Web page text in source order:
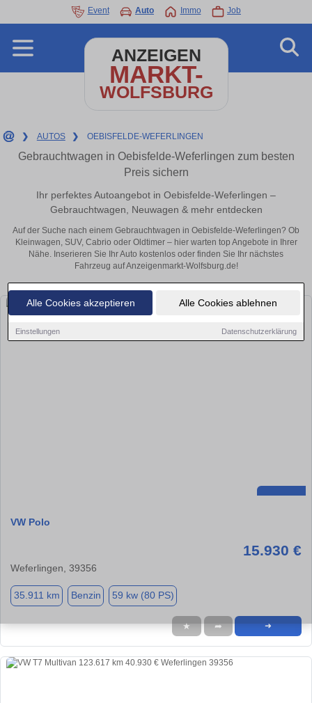
Alle Cookies akzeptieren Alle Cookies ablehnen
Einstellungen Datenschutzerklärung
Event Auto Immo Job
ANZEIGEN
MARKT-
WOLFSBURG
❯ AUTOS ❯ OEBISFELDE-WEFERLINGEN
Gebrauchtwagen in Oebisfelde-Weferlingen zum besten
Preis sichern
Ihr perfektes Autoangebot in Oebisfelde-Weferlingen –
Gebrauchtwagen, Neuwagen & mehr entdecken
Auf der Suche nach einem Gebrauchtwagen in Oebisfelde-Weferlingen? Ob
Kleinwagen, SUV, Cabrio oder Oldtimer – hier warten top Angebote in Ihrer
Nähe. Inserieren Sie Ihr Auto kostenlos oder finden Sie Ihr nächstes
Fahrzeug auf Anzeigenmarkt-Wolfsburg.de!
VW Polo
15.930 €
Weferlingen, 39356
35.911 km Benzin 59 kw (80 PS)
★ ➦ ➜